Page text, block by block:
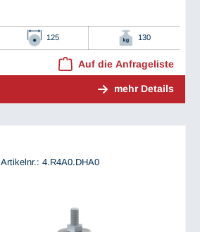
125 130
Auf die Anfrageliste
mehr Details
Artikelnr.: 4.R4A0.DHA0